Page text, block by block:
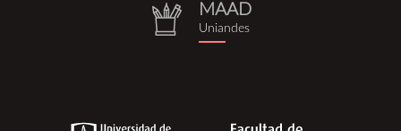
repositorio.png
MAAD
Uniandes